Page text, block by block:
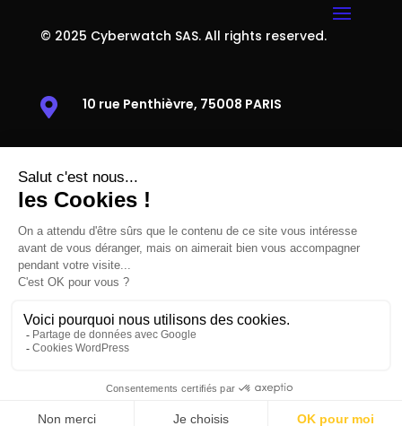
© 2025 Cyberwatch SAS. All rights reserved.
 10 rue Penthièvre, 75008 PARIS
 +33 1 85 08 69 79
 contact@cyberwatch.fr